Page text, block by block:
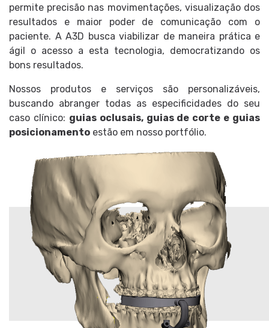
permite precisão nas movimentações, visualização dos
resultados e maior poder de comunicação com o
paciente. A A3D busca viabilizar de maneira prática e
ágil o acesso a esta tecnologia, democratizando os
bons resultados.
Nossos produtos e serviços são personalizáveis,
buscando abranger todas as especificidades do seu
caso clínico: guias oclusais, guias de corte e guias
posicionamento estão em nosso portfólio.